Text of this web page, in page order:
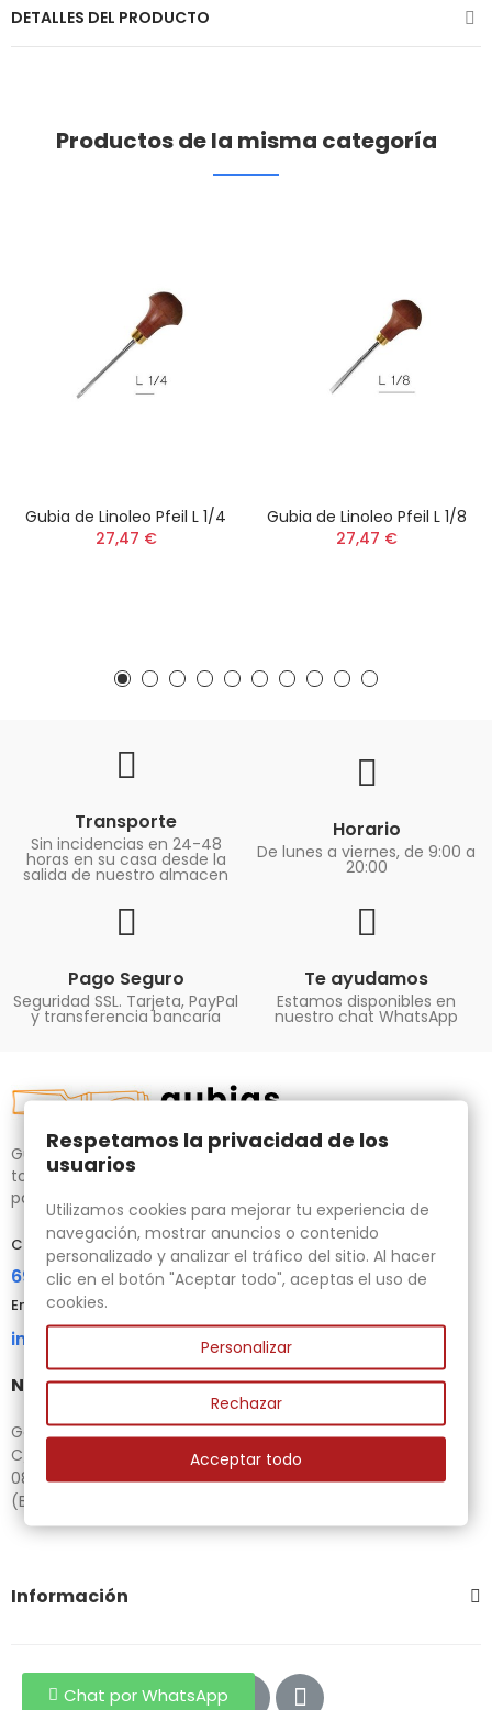
DETALLES DEL PRODUCTO
Productos de la misma categoría
Gubia de Linoleo Pfeil L 1/4
27,47 €
Gubia de Linoleo Pfeil L 1/8
27,47 €
Transporte
Sin incidencias en 24-48
horas en su casa desde la
salida de nuestro almacen
Horario
De lunes a viernes, de 9:00 a
20:00
Pago Seguro
Seguridad SSL. Tarjeta, PayPal
y transferencia bancaria
Te ayudamos
Estamos disponibles en
nuestro chat WhatsApp
Gubias.com.es, tu tienda especializada en talla de madera,
tornos para bricolaje y maquinaria para la madera auxiliar
para tus necesidades.
Contacta con nosotros
696 95 85 58
Email
info@gubias.com.es
Chat por WhatsApp
Nuestra tienda
Ganiveteria Rius
C/ Goleta, 11
08221 Terrassa
(Barcelona)
Información
Respetamos la privacidad de los
usuarios
Utilizamos cookies para mejorar tu experiencia de
navegación, mostrar anuncios o contenido
personalizado y analizar el tráfico del sitio. Al hacer
clic en el botón "Aceptar todo", aceptas el uso de
cookies.
Personalizar
Rechazar
Acceptar todo